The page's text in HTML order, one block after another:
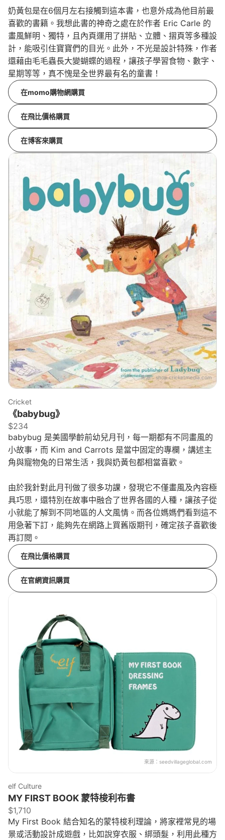
奶黃包是在6個月左右接觸到這本書，也意外成為他目前最
喜歡的書籍。我想此書的神奇之處在於作者 Eric Carle 的
畫風鮮明、獨特，且內頁運用了拼貼、立體、摺頁等多種設
計，能吸引住寶寶們的目光。此外，不光是設計特殊，作者
還藉由毛毛蟲長大變蝴蝶的過程，讓孩子學習食物、數字、
星期等等，真不愧是全世界最有名的童書！
在momo購物網購買
在飛比價格購買
在博客來購買
來源： shop.cricketmedia.com
Cricket
《babybug》
$234
babybug 是美國學齡前幼兒月刊，每一期都有不同畫風的
小故事，而 Kim and Carrots 是當中固定的專欄，講述主
角與寵物兔的日常生活，我與奶黃包都相當喜歡。
由於我針對此月刊做了很多功課，發現它不僅畫風及內容極
具巧思，還特別在故事中融合了世界各國的人種，讓孩子從
小就能了解到不同地區的人文風情。而各位媽媽們看到這不
用急著下訂，能夠先在網路上買舊版期刊，確定孩子喜歡後
再訂閱。
在飛比價格購買
在官網資訊購買
來源： seedvillageglobal.com
elf Culture
MY FIRST BOOK 蒙特梭利布書
$1,710
My First Book 結合知名的蒙特梭利理論，將家裡常見的場
景或活動設計成遊戲，比如說穿衣服、綁頭髮，利用此種方